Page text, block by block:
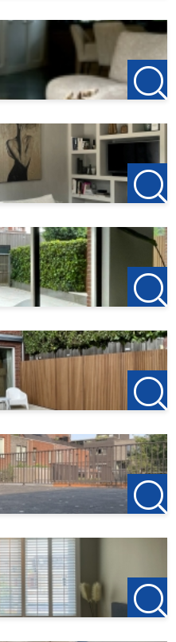
woningdelers